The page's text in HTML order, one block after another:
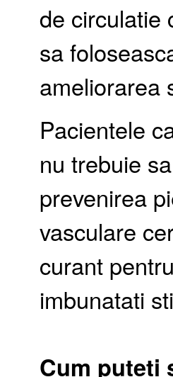
de circulatie
sa
ameliorarea
Pacientele
nu trebuie
prevenirea
vasculare
curant
imbunatati
Cum puteti